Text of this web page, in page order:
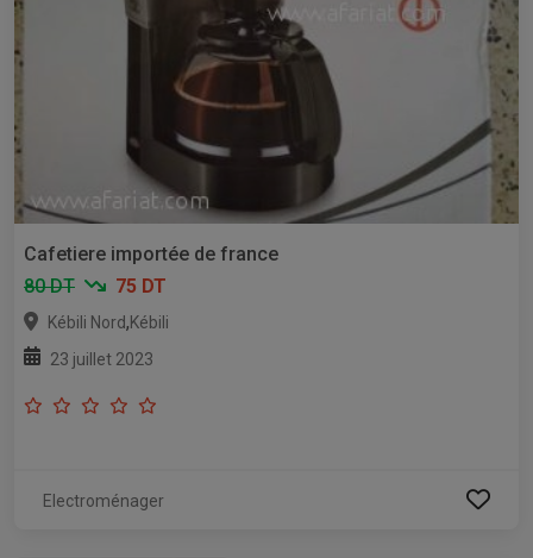
Cafetiere importée de france
80 DT
75 DT
Kébili Nord,Kébili
23 juillet 2023
Electroménager